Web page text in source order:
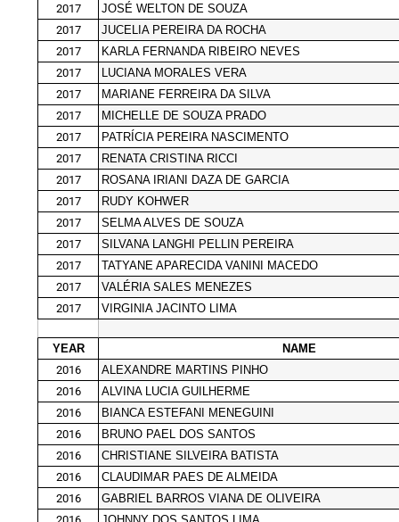
2017
JOSÉ WELTON DE SOUZA
2017
JUCELIA PEREIRA DA ROCHA
2017
KARLA FERNANDA RIBEIRO NEVES
2017
LUCIANA MORALES VERA
2017
MARIANE FERREIRA DA SILVA
2017
MICHELLE DE SOUZA PRADO
2017
PATRÍCIA PEREIRA NASCIMENTO
2017
RENATA CRISTINA RICCI
2017
ROSANA IRIANI DAZA DE GARCIA
2017
RUDY KOHWER
2017
SELMA ALVES DE SOUZA
2017
SILVANA LANGHI PELLIN PEREIRA
2017
TATYANE APARECIDA VANINI MACEDO
2017
VALÉRIA SALES MENEZES
2017
VIRGINIA JACINTO LIMA
YEAR
NAME
2016
ALEXANDRE MARTINS PINHO
2016
ALVINA LUCIA GUILHERME
2016
BIANCA ESTEFANI MENEGUINI
2016
BRUNO PAEL DOS SANTOS
2016
CHRISTIANE SILVEIRA BATISTA
2016
CLAUDIMAR PAES DE ALMEIDA
2016
GABRIEL BARROS VIANA DE OLIVEIRA